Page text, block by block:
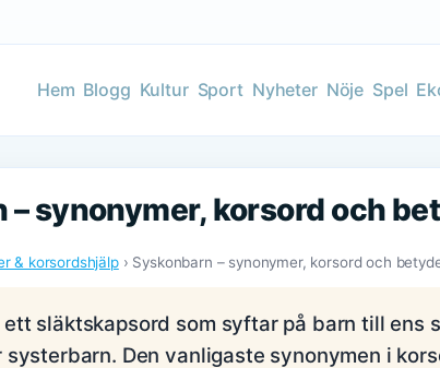
Hem Blogg Kultur Sport Nyheter Nöje Spel
– synonymer, korsord och
& korsordshjälp› Syskonbarn – synonymer, korsord och
släktskapsord som syftar på barn till ens
Den vanligaste synonymen i